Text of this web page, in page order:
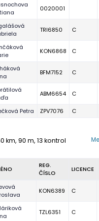
0020001
TRI6850 C
KON6868 C
BFM7152 C
ABM6654 C
Petra ZPV7076 C
km, 90 m, 13 kontrol
REG.
ČÍSLO
LICENCE
KON6389 C
TZL6351 C